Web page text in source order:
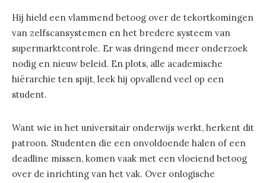
Hij hield een vlammend betoog over de tekortkomingen
van zelfscansystemen en het bredere systeem van
supermarktcontrole. Er was dringend meer onderzoek
nodig en nieuw beleid. En plots, alle academische
hiërarchie ten spijt, leek hij opvallend veel op een
student.
Want wie in het universitair onderwijs werkt, herkent dit
patroon. Studenten die een onvoldoende halen of een
deadline missen, komen vaak met een vloeiend betoog
over de inrichting van het vak. Over onlogische